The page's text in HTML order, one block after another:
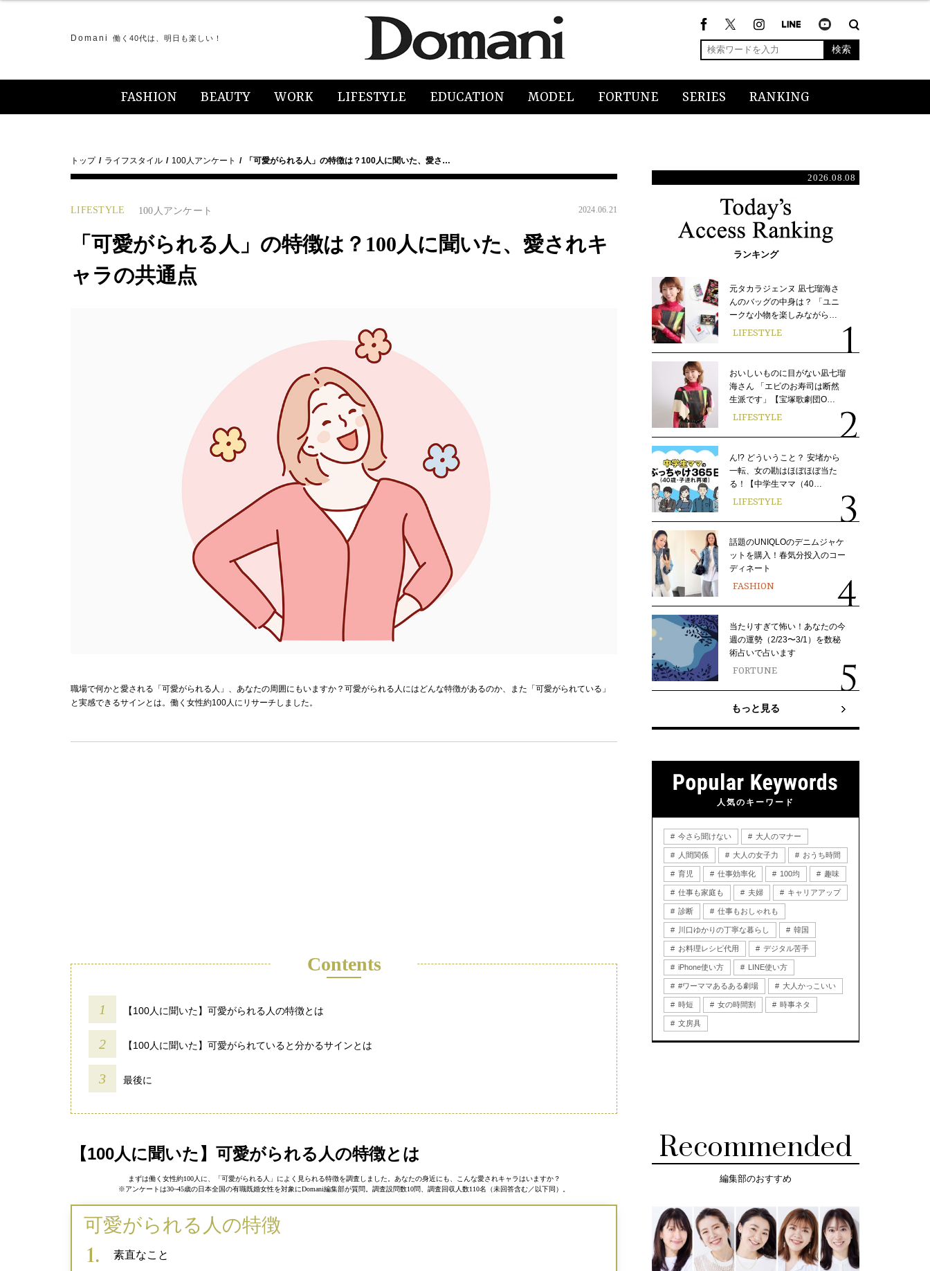
Domani 働く40代は、明日も楽しい！
検索
FASHION BEAUTY WORK LIFESTYLE EDUCATION MODEL FORTUNE SERIES RANKING
トップ ライフスタイル 100人アンケート 「可愛がられる人」の特徴は？100人に聞いた、愛さ…
LIFESTYLE 100人アンケート 2024.06.21
「可愛がられる人」の特徴は？100人に聞いた、愛されキ
ャラの共通点
職場で何かと愛される「可愛がられる人」、あなたの周囲にもいますか？可愛がられる人にはどんな特徴があるのか、また「可愛がられている」
と実感できるサインとは。働く女性約100人にリサーチしました。
Contents
【100人に聞いた】可愛がられる人の特徴とは
【100人に聞いた】可愛がられていると分かるサインとは
最後に
【100人に聞いた】可愛がられる人の特徴とは
まずは働く女性約100人に、「可愛がられる人」によく見られる特徴を調査しました。あなたの身近にも、こんな愛されキャラはいますか？
※アンケートは30~45歳の日本全国の有職既婚女性を対象にDomani編集部が質問。調査設問数10問、調査回収人数110名（未回答含む／以下同）。
可愛がられる人の特徴
素直なこと
2026.08.08
ランキング
元タカラジェンヌ 凪七瑠海さ
んのバッグの中身は？ 「ユニ
ークな小物を楽しみながら…
LIFESTYLE
おいしいものに目がない凪七瑠
海さん 「エビのお寿司は断然
生派です」【宝塚歌劇団O…
LIFESTYLE
ん!? どういうこと？ 安堵から
一転、女の勘はほぼほぼ当た
る！【中学生ママ（40…
LIFESTYLE
話題のUNIQLOのデニムジャケ
ットを購入！春気分投入のコー
ディネート
FASHION
当たりすぎて怖い！あなたの今
週の運勢（2/23〜3/1）を数秘
術占いで占います
FORTUNE
もっと見る
人気のキーワード
今さら聞けない 大人のマナー
人間関係 大人の女子力 おうち時間
育児 仕事効率化 100均 趣味
仕事も家庭も 夫婦 キャリアアップ
診断 仕事もおしゃれも
川口ゆかりの丁寧な暮らし 韓国
お料理レシピ代用 デジタル苦手
iPhone使い方 LINE使い方
#ワーママあるある劇場 大人かっこいい
時短 女の時間割 時事ネタ
文房具
Recommended
編集部のおすすめ